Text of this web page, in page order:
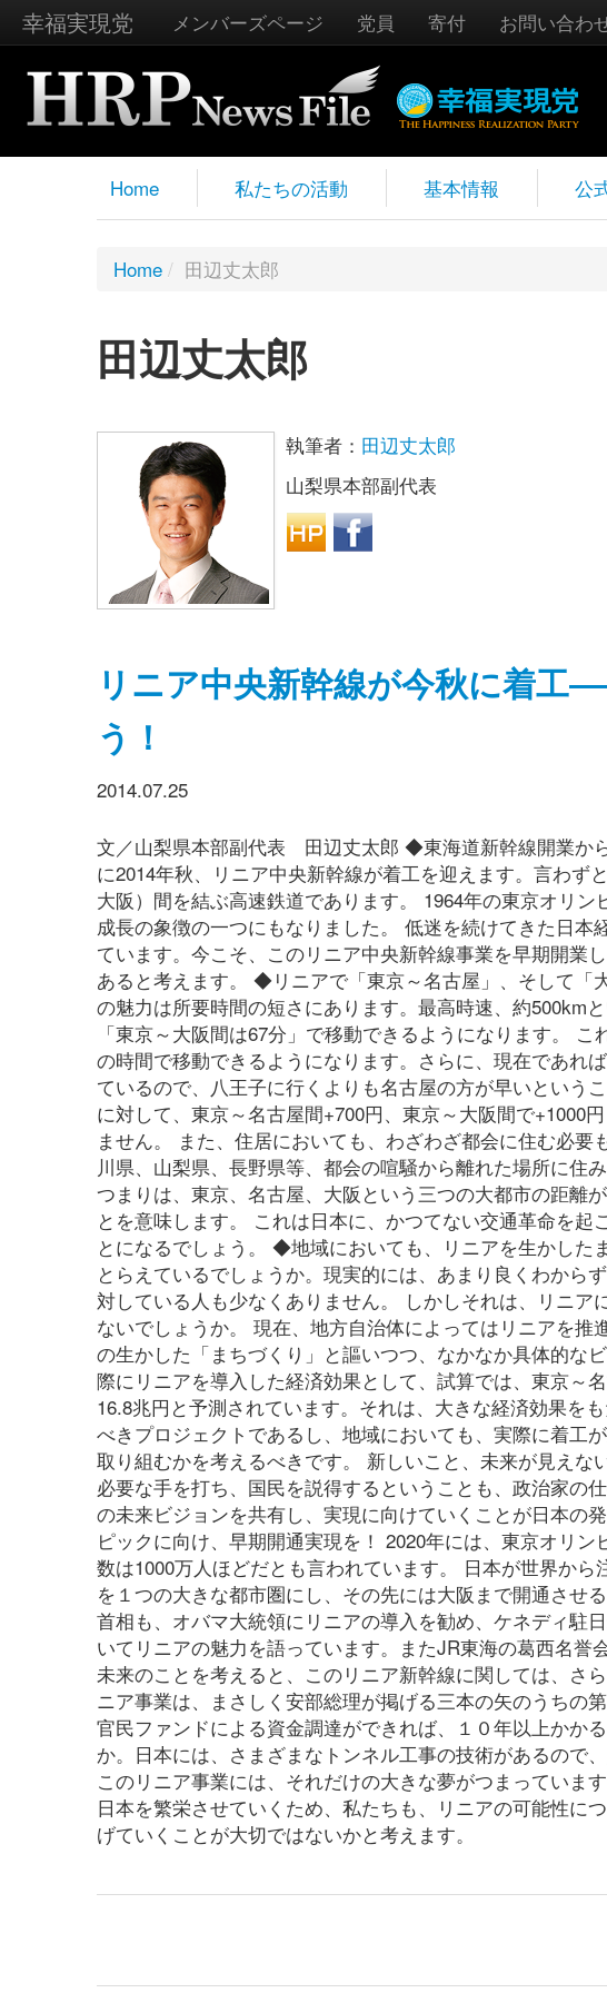
幸福実現党 メンバーズページ 党員 寄付 お問い合わ
Home 私たちの活動 基本情報 公
Home / 田辺丈太郎
田辺丈太郎
執筆者： 田辺丈太郎
山梨県本部副代表
リニア中央新幹線が今秋に着工
う！
2014.07.25
文／山梨県本部副代表 田辺丈太郎 ◆東海道新幹線開業か
に2014年秋、リニア中央新幹線が着工を迎えます。言わ
大阪）間を結ぶ高速鉄道であります。 1964年の東京オリ
成長の象徴の一つにもなりました。 低迷を続けてきた日
ています。今こそ、このリニア中央新幹線事業を早期開業
あると考えます。 ◆リニアで「東京～名古屋」、そして「
の魅力は所要時間の短さにあります。最高時速、約500km
「東京～大阪間は67分」で移動できるようになります。
の時間で移動できるようになります。さらに、現在であれ
ているので、八王子に行くよりも名古屋の方が早いという
に対して、東京～名古屋間+700円、東京～大阪間で+1000
ません。 また、住居においても、わざわざ都会に住む必
川県、山梨県、長野県等、都会の喧騒から離れた場所に住
つまりは、東京、名古屋、大阪という三つの大都市の距離
とを意味します。 これは日本に、かつてない交通革命を
とになるでしょう。 ◆地域においても、リニアを生かした
とらえているでしょうか。現実的には、あまり良くわから
対している人も少なくありません。 しかしそれは、リニ
ないでしょうか。 現在、地方自治体によってはリニアを
の生かした「まちづくり」と謳いつつ、なかなか具体的な
際にリニアを導入した経済効果として、試算では、東京～
16.8兆円と予測されています。それは、大きな経済効果を
べきプロジェクトであるし、地域においても、実際に着工
取り組むかを考えるべきです。 新しいこと、未来が見えな
必要な手を打ち、国民を説得するということも、政治家の
の未来ビジョンを共有し、実現に向けていくことが日本の
ピックに向け、早期開通実現を！ 2020年には、東京オリ
数は1000万人ほどだとも言われています。 日本が世界か
を１つの大きな都市圏にし、その先には大阪まで開通させ
首相も、オバマ大統領にリニアの導入を勧め、ケネディ駐
いてリニアの魅力を語っています。またJR東海の葛西名
未来のことを考えると、このリニア新幹線に関しては、さ
ニア事業は、まさしく安部総理が掲げる三本の矢のうちの
官民ファンドによる資金調達ができれば、１０年以上かか
か。日本には、さまざまなトンネル工事の技術があるので
このリニア事業には、それだけの大きな夢がつまっていま
日本を繁栄させていくため、私たちも、リニアの可能性に
げていくことが大切ではないかと考えます。